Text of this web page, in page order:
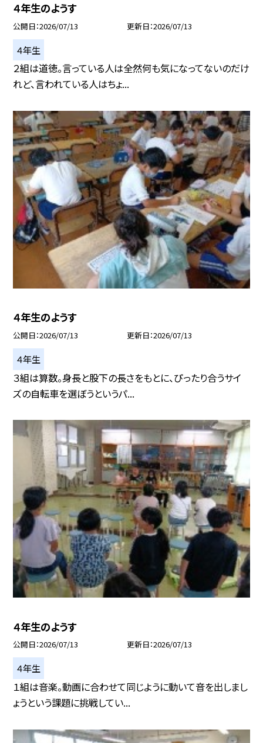
４年生のようす
公開日 2026/07/13 更新日 2026/07/13
４年生
２組は道徳。言っている人は全然何も気になってないのだけ
れど、言われている人はちょ...
４年生のようす
公開日 2026/07/13 更新日 2026/07/13
４年生
３組は算数。身長と股下の長さをもとに、ぴったり合うサイ
ズの自転車を選ぼうというパ...
４年生のようす
公開日 2026/07/13 更新日 2026/07/13
４年生
１組は音楽。動画に合わせて同じように動いて音を出しまし
ょうという課題に挑戦してい...